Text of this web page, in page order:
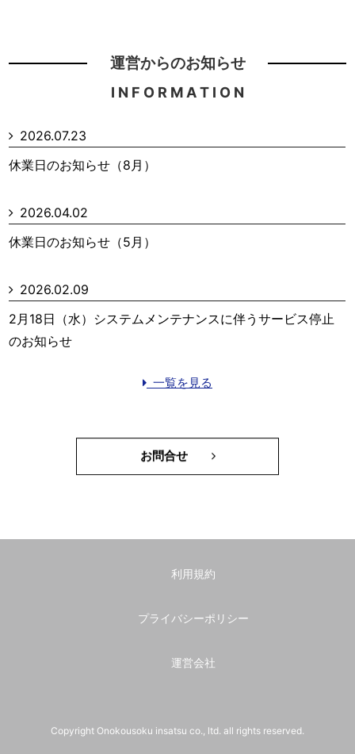
運営からのお知らせ
I N F O R M A T I O N
2026.07.23
休業日のお知らせ（8月）
2026.04.02
休業日のお知らせ（5月）
2026.02.09
2月18日（水）システムメンテナンスに伴うサービス停止
のお知らせ
一覧を見る
利用規約
プライバシーポリシー
運営会社
Copyright Onokousoku insatsu co., ltd. all rights reserved.